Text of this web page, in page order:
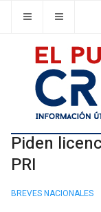
Piden
PRI
BREVES NACIONALES